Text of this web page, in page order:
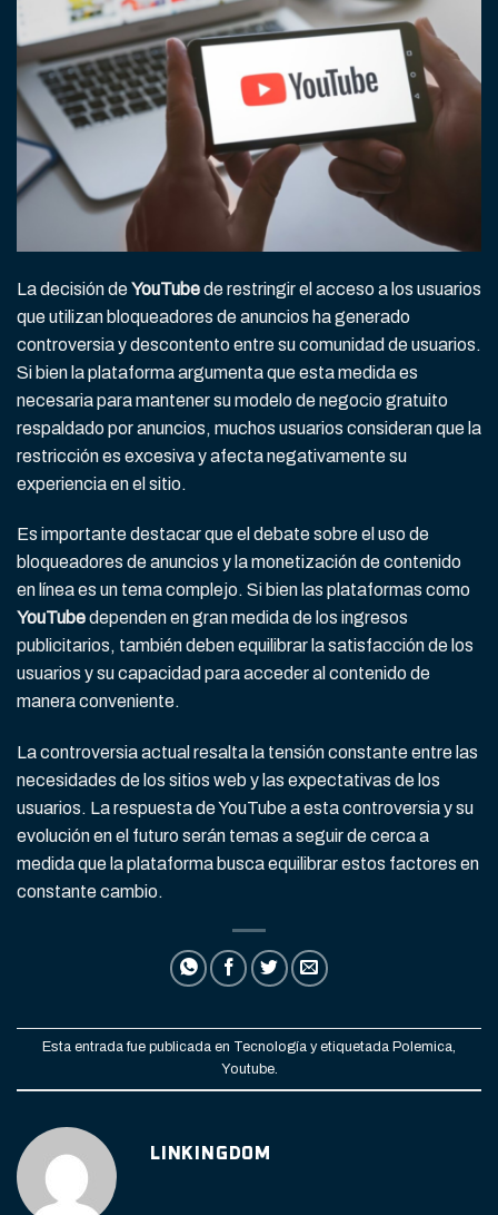
La decisión deYouTubede restringir el acceso a los usuarios
que utilizan bloqueadores de anuncios ha generado
controversia y descontento entre su comunidad de usuarios.
Si bien la plataforma argumenta que esta medida es
necesaria para mantener su modelo de negocio gratuito
respaldado por anuncios, muchos usuarios consideran que la
restricción es excesiva y afecta negativamente su
experiencia en el sitio.
Es importante destacar que el debate sobre el uso de
bloqueadores de anuncios y la monetización de contenido
en línea es un tema complejo. Si bien las plataformas como
YouTubedependen en gran medida de los ingresos
publicitarios, también deben equilibrar la satisfacción de los
usuarios y su capacidad para acceder al contenido de
manera conveniente.
La controversia actual resalta la tensión constante entre las
necesidades de los sitios web y las expectativas de los
usuarios. La respuesta de YouTube a esta controversia y su
evolución en el futuro serán temas a seguir de cerca a
medida que la plataforma busca equilibrar estos factores en
constante cambio.
Esta entrada fue publicada en Tecnología y etiquetada Polemica,
Youtube.
LINKINGDOM